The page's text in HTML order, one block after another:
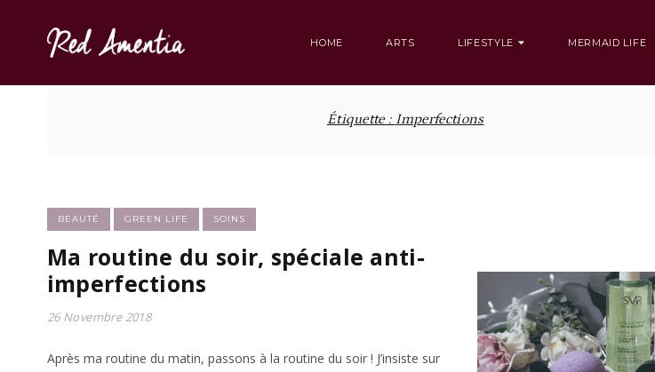
HOME ARTS LIFESTYLE MERMAID LIFE
Étiquette : Imperfections
BEAUTÉ GREEN LIFE SOINS
Ma routine du soir, spéciale anti-
imperfections
26 Novembre 2018
Après ma routine du matin, passons à la routine du soir ! J’insiste sur